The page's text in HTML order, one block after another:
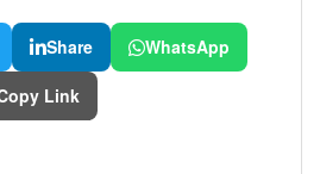
Share WhatsApp
Link